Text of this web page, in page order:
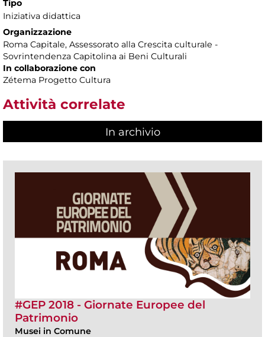
Tipo
Iniziativa didattica
Organizzazione
Roma Capitale, Assessorato alla Crescita culturale -
Sovrintendenza Capitolina ai Beni Culturali
In collaborazione con
Zétema Progetto Cultura
Attività correlate
In archivio
#GEP 2018 - Giornate Europee del
Patrimonio
Musei in Comune